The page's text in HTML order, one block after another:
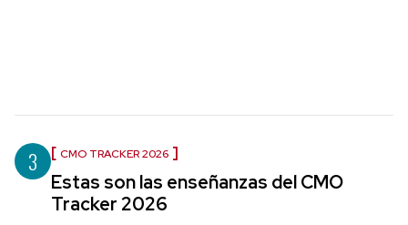
3 CMO TRACKER 2026
Estas son las enseñanzas del CMO
Tracker 2026